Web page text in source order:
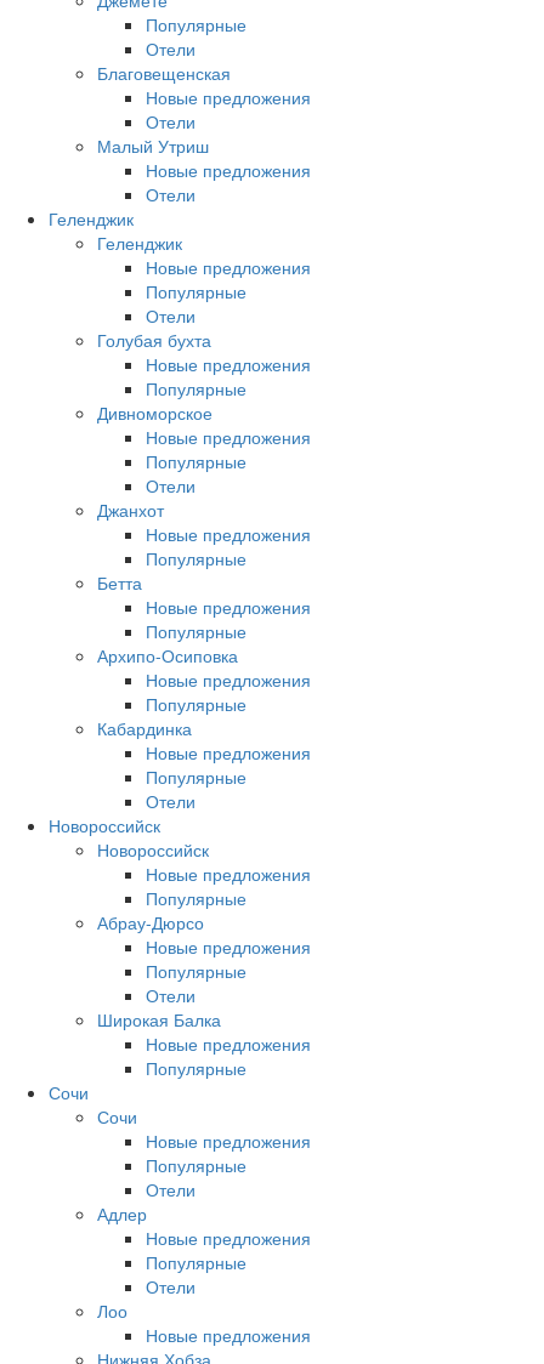
Популярные
Отели
Благовещенская
Новые предложения
Отели
Малый Утриш
Новые предложения
Отели
Геленджик
Геленджик
Новые предложения
Популярные
Отели
Голубая бухта
Новые предложения
Популярные
Дивноморское
Новые предложения
Популярные
Отели
Джанхот
Новые предложения
Популярные
Бетта
Новые предложения
Популярные
Архипо-Осиповка
Новые предложения
Популярные
Кабардинка
Новые предложения
Популярные
Отели
Новороссийск
Новороссийск
Новые предложения
Популярные
Абрау-Дюрсо
Новые предложения
Популярные
Отели
Широкая Балка
Новые предложения
Популярные
Сочи
Сочи
Новые предложения
Популярные
Отели
Адлер
Новые предложения
Популярные
Отели
Лоо
Новые предложения
Нижняя Хобза